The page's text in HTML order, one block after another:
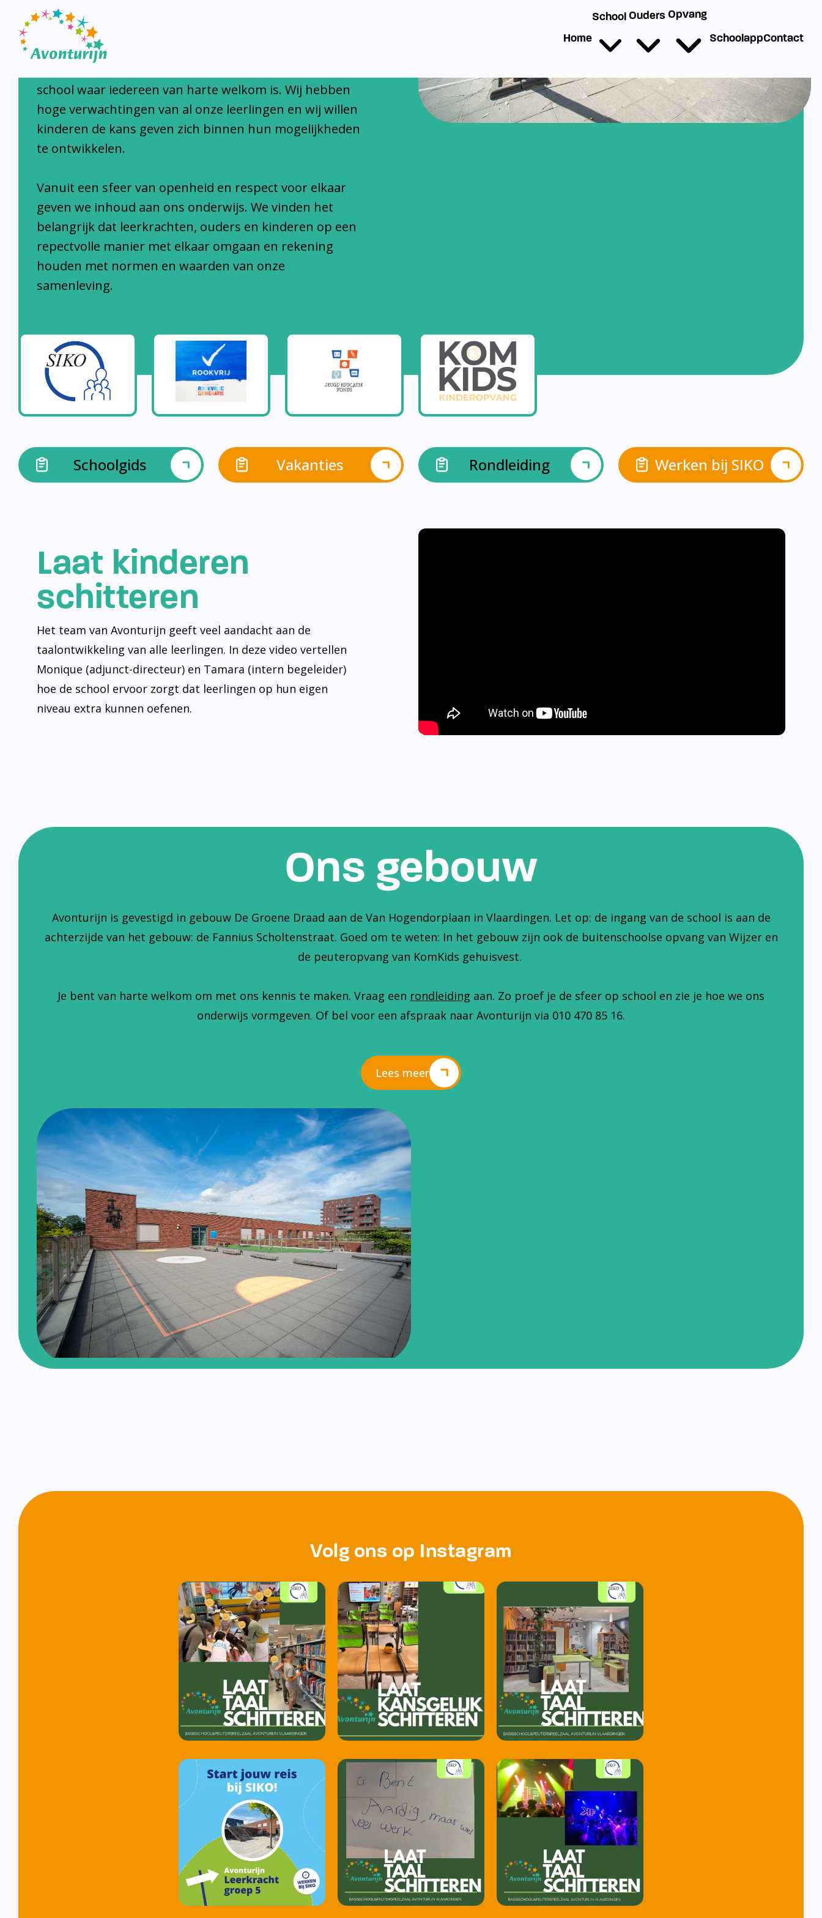
Avonturijn laat kinderen schitteren
school waar iedereen van harte welkom is. Wij hebben
hoge verwachtingen van al onze leerlingen en wij willen
kinderen de kans geven zich binnen hun mogelijkheden
te ontwikkelen.
Vanuit een sfeer van openheid en respect voor elkaar
geven we inhoud aan ons onderwijs. We vinden het
belangrijk dat leerkrachten, ouders en kinderen op een
repectvolle manier met elkaar omgaan en rekening
houden met normen en waarden van onze
samenleving.
Schoolgids Vakanties Rondleiding Werken bij SIKO
Laat kinderen
schitteren
Het team van Avonturijn geeft veel aandacht aan de
taalontwikkeling van alle leerlingen. In deze video vertellen
Monique (adjunct-directeur) en Tamara (intern begeleider)
hoe de school ervoor zorgt dat leerlingen op hun eigen
niveau extra kunnen oefenen.
Ons gebouw
Avonturijn is gevestigd in gebouw De Groene Draad aan de Van Hogendorplaan in Vlaardingen. Let op: de ingang van de school is aan de
achterzijde van het gebouw: de Fannius Scholtenstraat. Goed om te weten: In het gebouw zijn ook de buitenschoolse opvang van Wijzer en
de peuteropvang van KomKids gehuisvest.
Je bent van harte welkom om met ons kennis te maken. Vraag een rondleiding aan. Zo proef je de sfeer op school en zie je hoe we ons
onderwijs vormgeven. Of bel voor een afspraak naar Avonturijn via 010 470 85 16.
Lees meer
Volg ons op Instagram